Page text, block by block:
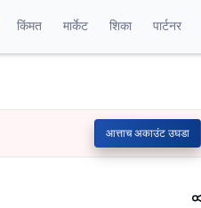
किंमत मार्केट शिका पार्टनर
आत्ताच अकाउंट उघडा